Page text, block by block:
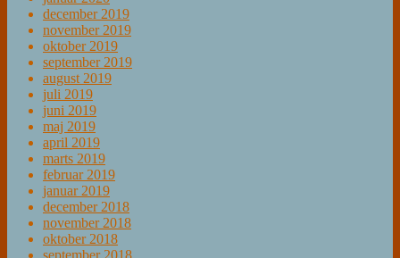
december 2019
november 2019
oktober 2019
september 2019
august 2019
juli 2019
juni 2019
maj 2019
april 2019
marts 2019
februar 2019
januar 2019
december 2018
november 2018
oktober 2018